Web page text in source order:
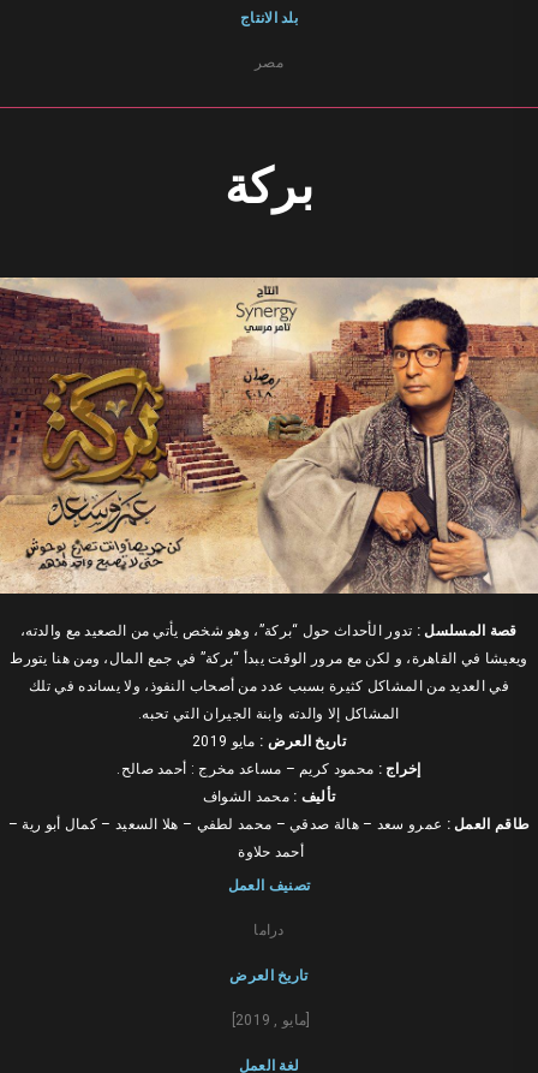
بلد الانتاج
مصر
بركة
قصة المسلسل : تدور الأحداث حول “بركة”، وهو شخص يأتي من الصعيد مع والدته،
ويعيشا في القاهرة، و لكن مع مرور الوقت يبدأ “بركة” في جمع المال، ومن هنا يتورط
في العديد من المشاكل كثيرة بسبب عدد من أصحاب النفوذ، ولا يسانده في تلك
المشاكل إلا والدته وابنة الجيران التي تحبه.
تاريخ العرض : مايو 2019
ﺇﺧﺮاﺝ : محمود كريم – مساعد مخرج : أحمد صالح.
ﺗﺄﻟﻴﻒ : محمد الشواف
طاقم العمل : عمرو سعد – هالة صدقي – محمد لطفي – هلا السعيد – كمال أبو رية –
أحمد حلاوة
تصنيف العمل
دراما
تاريخ العرض
لغة العمل